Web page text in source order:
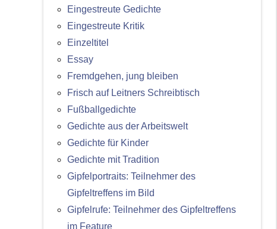
Eingestreute Gedichte
Eingestreute Kritik
Einzeltitel
Essay
Fremdgehen, jung bleiben
Frisch auf Leitners Schreibtisch
Fußballgedichte
Gedichte aus der Arbeitswelt
Gedichte für Kinder
Gedichte mit Tradition
Gipfelportraits: Teilnehmer des
Gipfeltreffens im Bild
Gipfelrufe: Teilnehmer des Gipfeltreffens
im Feature